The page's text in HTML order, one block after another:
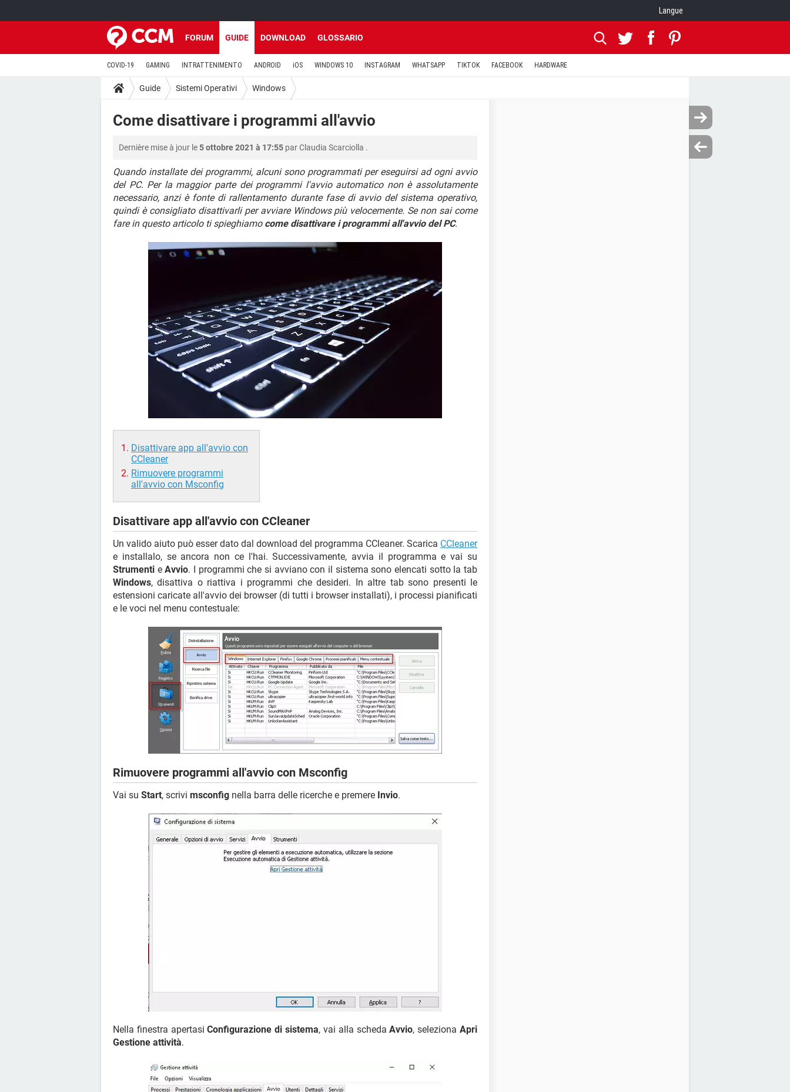
Langue
FORUM GUIDE DOWNLOAD GLOSSARIO
COVID-19 GAMING INTRATTENIMENTO ANDROID iOS WINDOWS 10 INSTAGRAM WHATSAPP TIKTOK FACEBOOK HARDWARE
Guide Sistemi Operativi Windows
Come disattivare i programmi all'avvio
Dernière mise à jour le5 ottobre 2021 à 17:55 parClaudia Scarciolla .
Quando installate dei programmi, alcuni sono programmati per eseguirsi ad ogni avvio
del PC. Per la maggior parte dei programmi l'avvio automatico non è assolutamente
necessario, anzi è fonte di rallentamento durante fase di avvio del sistema operativo,
quindi è consigliato disattivarli per avviare Windows più velocemente. Se non sai come
fare in questo articolo ti spieghiamo come disattivare i programmi all'avvio del PC.
Disattivare app all'avvio con
CCleaner
Rimuovere programmi
all'avvio con Msconfig
Disattivare app all'avvio con CCleaner
Un valido aiuto può esser dato dal download del programma CCleaner. Scarica CCleaner
e installalo, se ancora non ce l'hai. Successivamente, avvia il programma e vai su
Strumenti eAvvio. I programmi che si avviano con il sistema sono elencati sotto la tab
Windows, disattiva o riattiva i programmi che desideri. In altre tab sono presenti le
estensioni caricate all'avvio dei browser (di tutti i browser installati), i processi pianificati
e le voci nel menu contestuale:
Rimuovere programmi all'avvio con Msconfig
Vai su Start, scrivi msconfig nella barra delle ricerche e premere Invio.
Nella finestra apertasiConfigurazione di sistema, vai alla schedaAvvio, selezionaApri
Gestione attività.